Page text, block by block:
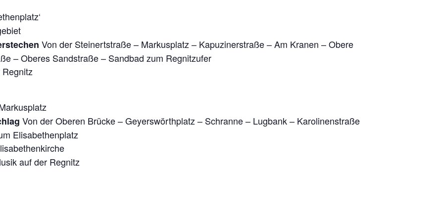
Von der Steinertstraße – Markusplatz – Kapuzinerstraße – Am Kranen – Obere
– Oberes Sandstraße – Sandbad zum Regnitzufer
Von der Oberen Brücke – Geyerswörthplatz – Schranne – Lugbank – Karolinenstraße
Elisabethenplatz
auf der Regnitz